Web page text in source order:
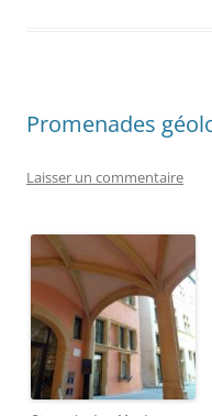
Promenades
Laisser un commentaire